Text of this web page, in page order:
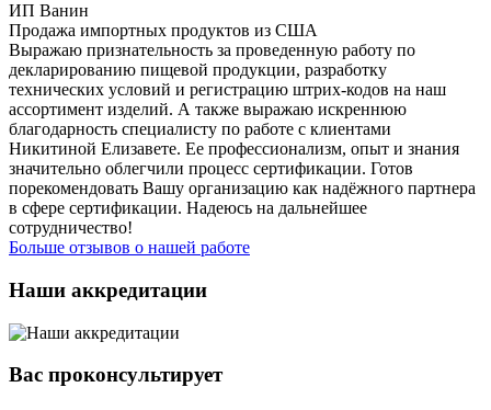
ИП Ванин
Продажа импортных продуктов из США
Выражаю признательность за проведенную работу по
декларированию пищевой продукции, разработку
технических условий и регистрацию штрих-кодов на наш
ассортимент изделий. А также выражаю искреннюю
благодарность специалисту по работе с клиентами
Никитиной Елизавете. Ее профессионализм, опыт и знания
значительно облегчили процесс сертификации. Готов
порекомендовать Вашу организацию как надёжного партнера
в сфере сертификации. Надеюсь на дальнейшее
сотрудничество!
Больше отзывов о нашей работе
Наши аккредитации
Вас проконсультирует